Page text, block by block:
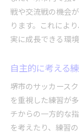
戦や交流戦の機会
ります。これによ
実に成長できる環
自主的に考える
堺市のサッカース
を重視した練習が
チからの一方的な
を考えたり、練習